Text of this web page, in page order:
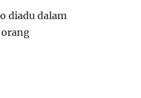
diadu dalam